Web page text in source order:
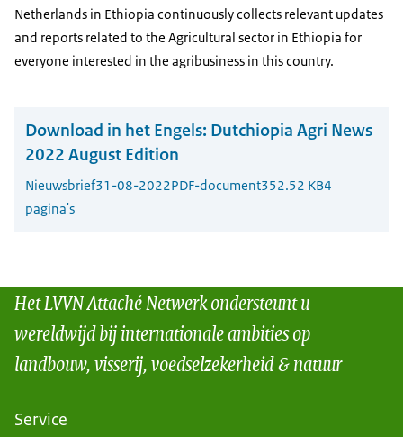
Netherlands in Ethiopia continuously collects relevant updates
and reports related to the Agricultural sector in Ethiopia for
everyone interested in the agribusiness in this country.
Download in het Engels: Dutchiopia Agri News
2022 August Edition
Nieuwsbrief31-08-2022PDF-document352.52 KB4
pagina's
Het LVVN Attaché Netwerk ondersteunt u
wereldwijd bij internationale ambities op
landbouw, visserij, voedselzekerheid & natuur
Service